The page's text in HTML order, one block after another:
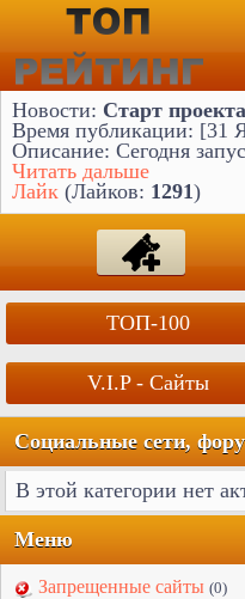
Новости: Старт проекта
Время публикации: [31
Описание: Сегодня
Читать дальше
Лайк (Лайков: 1291)
ТОП-100
V.I.P - Сайты
Социальные сети,
В этой категории нет
Меню
Запрещенные сайты (0)